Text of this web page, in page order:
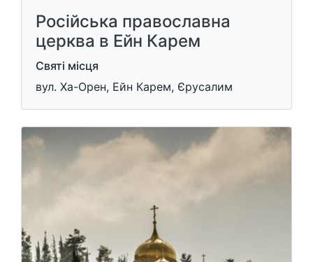
Російська православна
церква в Ейн Карем
Святі місця
вул. Ха-Орен, Ейн Карем, Єрусалим